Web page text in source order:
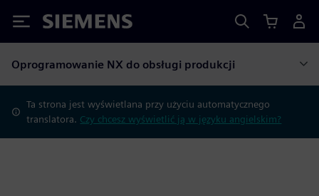
Siemens
Oprogramowanie NX do obsługi produkcji
Ta strona jest wyświetlana przy użyciu automatycznego
translatora. Czy chcesz wyświetlić ją w języku angielskim?